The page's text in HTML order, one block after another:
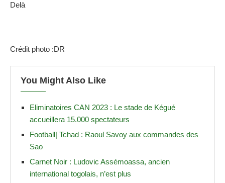
Delà
Crédit photo :DR
You Might Also Like
Eliminatoires CAN 2023 : Le stade de Kégué
accueillera 15.000 spectateurs
Football| Tchad : Raoul Savoy aux commandes des
Sao
Carnet Noir : Ludovic Assémoassa, ancien
international togolais, n’est plus